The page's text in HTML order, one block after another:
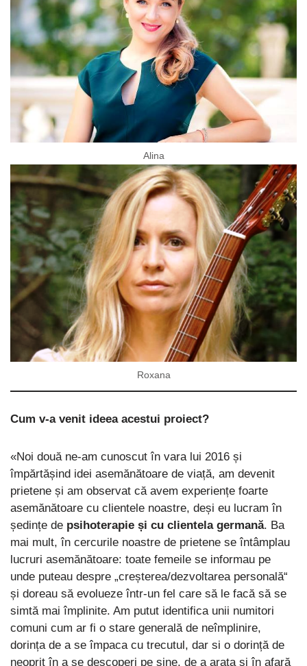
Alina
Roxana
Cum v-a venit ideea acestui proiect?
«Noi două ne-am cunoscut în vara lui 2016 și
împărtășind idei asemănătoare de viață, am devenit
prietene și am observat că avem experiențe foarte
asemănătoare cu clientele noastre, deși eu lucram în
ședințe de psihoterapie și cu clientela germană. Ba
mai mult, în cercurile noastre de prietene se întâmplau
lucruri asemănătoare: toate femeile se informau pe
unde puteau despre „creșterea/dezvoltarea personală“
și doreau să evolueze într-un fel care să le facă să se
simtă mai împlinite. Am putut identifica unii numitori
comuni cum ar fi o stare generală de neîmplinire,
dorința de a se împaca cu trecutul, dar si o dorință de
neoprit în a se descoperi pe sine, de a arata și în afară